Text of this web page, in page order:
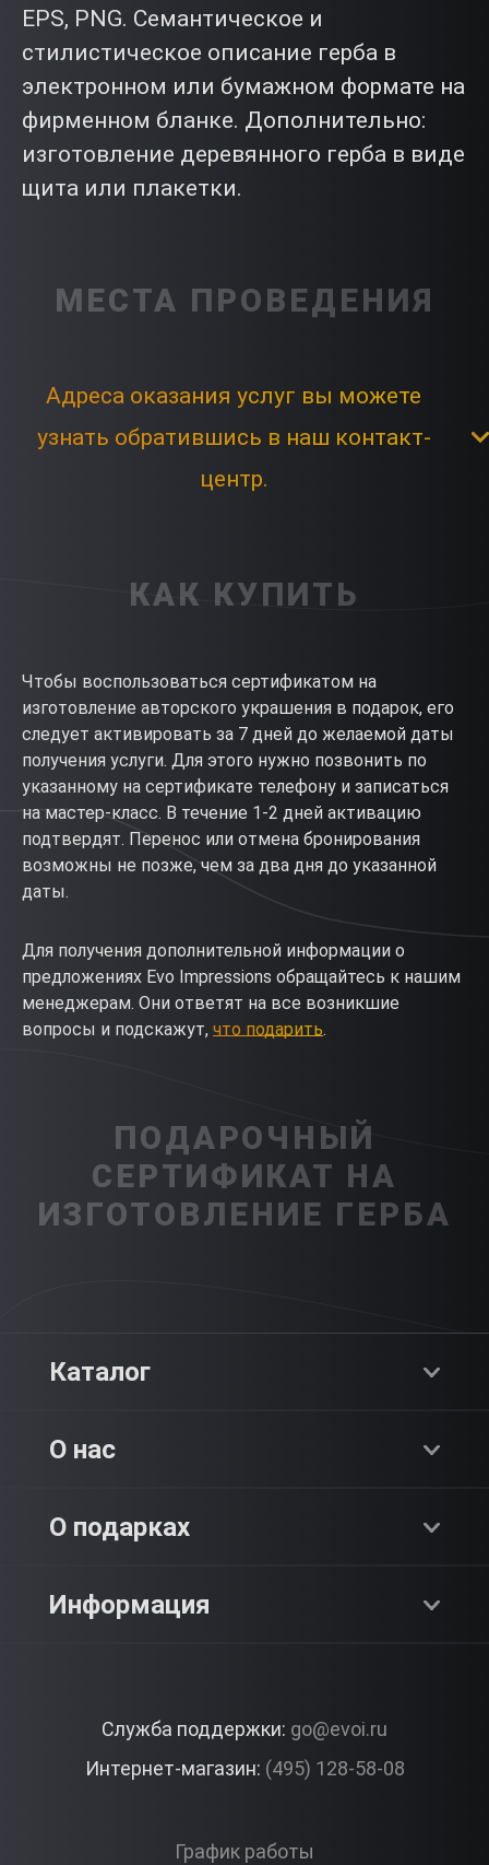
EPS, PNG. Семантическое и
стилистическое описание герба в
электронном или бумажном формате на
фирменном бланке. Дополнительно:
изготовление деревянного герба в виде
щита или плакетки.
МЕСТА ПРОВЕДЕНИЯ
Адреса оказания услуг вы можете
узнать обратившись в наш контакт-
центр.
КАК КУПИТЬ
Чтобы воспользоваться сертификатом на
изготовление авторского украшения в подарок, его
следует активировать за 7 дней до желаемой даты
получения услуги. Для этого нужно позвонить по
указанному на сертификате телефону и записаться
на мастер-класс. В течение 1-2 дней активацию
подтвердят. Перенос или отмена бронирования
возможны не позже, чем за два дня до указанной
даты.
Для получения дополнительной информации о
предложениях Evo Impressions обращайтесь к нашим
менеджерам. Они ответят на все возникшие
вопросы и подскажут, что подарить.
ПОДАРОЧНЫЙ
СЕРТИФИКАТ НА
ИЗГОТОВЛЕНИЕ ГЕРБА
Каталог
Premium
О нас
О компании
Контакты
О подарках
Как это работает?
Вопросы и ответы
Информация
Корпоративные подарки
Служба поддержки: go@evoi.ru
Интернет-магазин: (495) 128-58-08
График работы